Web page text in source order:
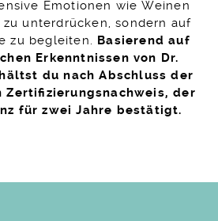
Emotionen wie Weinen
unterdrücken, sondern auf
zu begleiten. Basierend auf
Erkenntnissen von Dr.
du nach Abschluss der
Zertifizierungsnachweis, der
für zwei Jahre bestätigt.